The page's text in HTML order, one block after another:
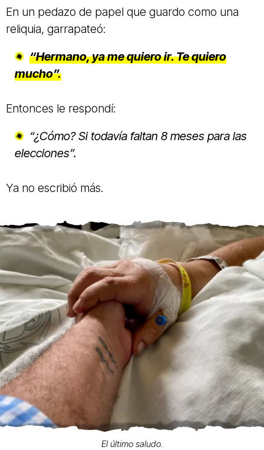
En un pedazo de papel que guardo como una
reliquia, garrapateó:
“Hermano, ya me quiero ir. Te quiero
mucho”.
Entonces le respondí:
“¿Cómo? Si todavía faltan 8 meses para las
elecciones”.
Ya no escribió más.
El último saludo.